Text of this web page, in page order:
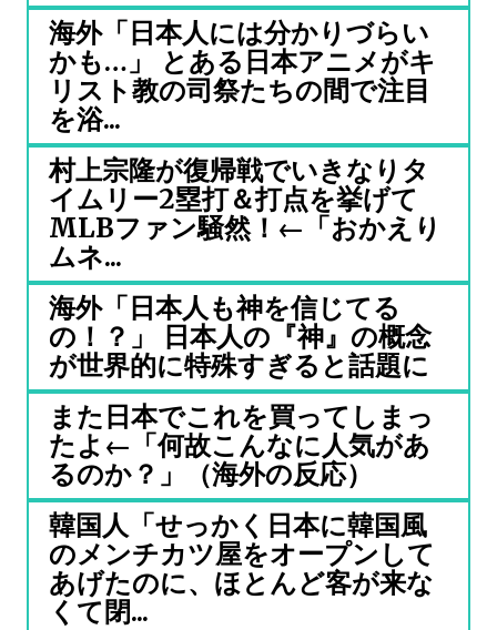
海外「日本人には分かりづらい
かも…」 とある日本アニメがキ
リスト教の司祭たちの間で注目
を浴...
村上宗隆が復帰戦でいきなりタ
イムリー2塁打＆打点を挙げて
MLBファン騒然！←「おかえり
ムネ...
海外「日本人も神を信じてる
の！？」 日本人の『神』の概念
が世界的に特殊すぎると話題に
また日本でこれを買ってしまっ
たよ←「何故こんなに人気があ
るのか？」（海外の反応）
韓国人「せっかく日本に韓国風
のメンチカツ屋をオープンして
あげたのに、ほとんど客が来な
くて閉...